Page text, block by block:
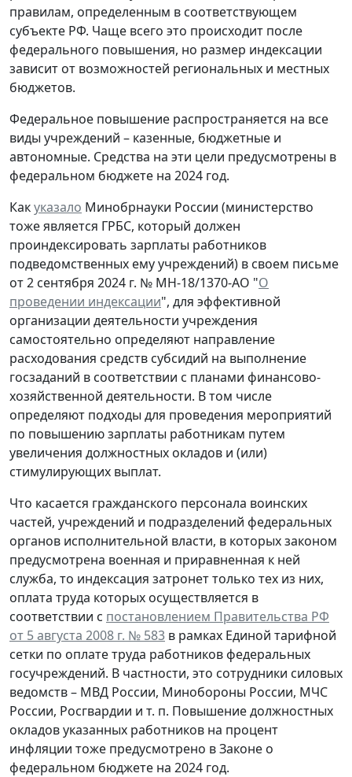
правилам, определенным в соответствующем
субъекте РФ. Чаще всего это происходит после
федерального повышения, но размер индексации
зависит от возможностей региональных и местных
бюджетов.
Федеральное повышение распространяется на все
виды учреждений – казенные, бюджетные и
автономные. Средства на эти цели предусмотрены в
федеральном бюджете на 2024 год.
Какуказало Минобрнауки России (министерство
тоже является ГРБС, который должен
проиндексировать зарплаты работников
подведомственных ему учреждений) в своем письме
от 2 сентября 2024 г. № МН-18/1370-АО "О
проведении индексации", для эффективной
организации деятельности учреждения
самостоятельно определяют направление
расходования средств субсидий на выполнение
госзаданий в соответствии с планами финансово-
хозяйственной деятельности. В том числе
определяют подходы для проведения мероприятий
по повышению зарплаты работникам путем
увеличения должностных окладов и (или)
стимулирующих выплат.
Что касается гражданского персонала воинских
частей, учреждений и подразделений федеральных
органов исполнительной власти, в которых законом
предусмотрена военная и приравненная к ней
служба, то индексация затронет только тех из них,
оплата труда которых осуществляется в
соответствии с постановлением Правительства РФ
от 5 августа 2008 г. № 583 в рамках Единой тарифной
сетки по оплате труда работников федеральных
госучреждений. В частности, это сотрудники силовых
ведомств – МВД России, Минобороны России, МЧС
России, Росгвардии и т. п. Повышение должностных
окладов указанных работников на процент
инфляции тоже предусмотрено в Законе о
федеральном бюджете на 2024 год.